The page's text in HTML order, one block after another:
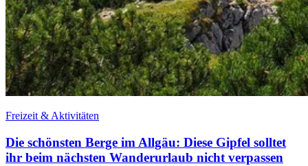
Freizeit & Aktivitäten
Die schönsten Berge im Allgäu: Diese Gipfel solltet
ihr beim nächsten Wanderurlaub nicht verpassen